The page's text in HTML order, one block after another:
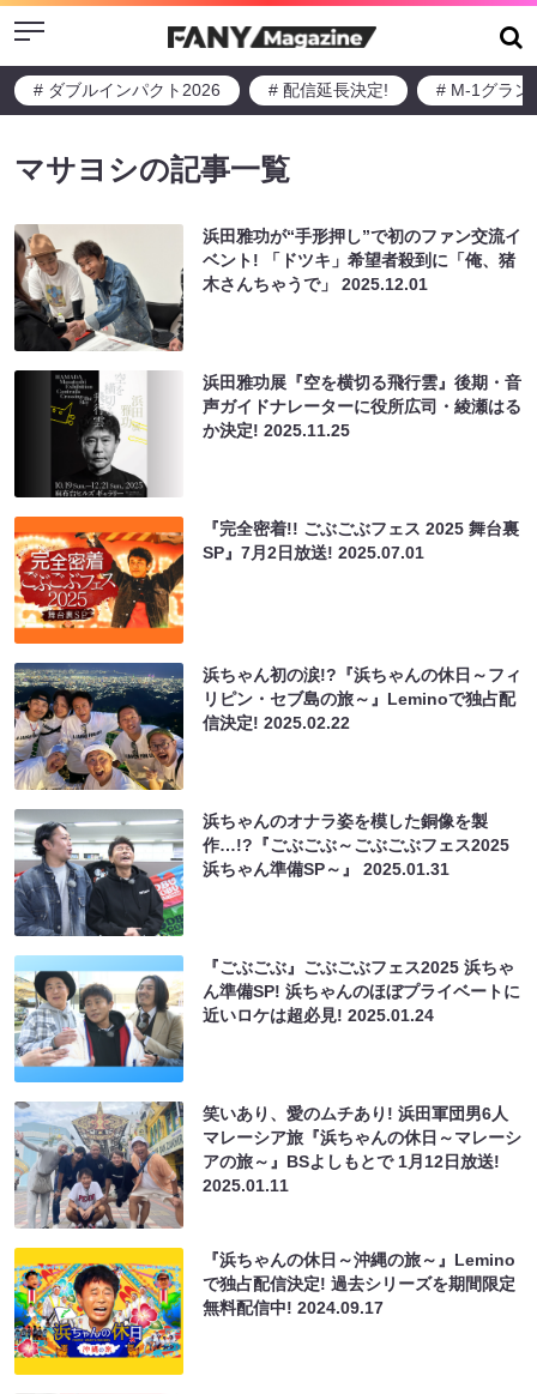
Menu
# ダブルインパクト2026 # 配信延長決定! # M-1グラン
マサヨシの記事一覧
浜田雅功が“手形押し”で初のファン交流イ
ベント! 「ドツキ」希望者殺到に「俺、猪
木さんちゃうで」2025.12.01
浜田雅功展『空を横切る飛行雲』後期・音
声ガイドナレーターに役所広司・綾瀬はる
か決定!2025.11.25
『完全密着!! ごぶごぶフェス 2025 舞台裏
SP』7月2日放送!2025.07.01
浜ちゃん初の涙!?『浜ちゃんの休日～フィ
リピン・セブ島の旅～』Leminoで独占配
信決定!2025.02.22
浜ちゃんのオナラ姿を模した銅像を製
作…!?『ごぶごぶ～ごぶごぶフェス2025
浜ちゃん準備SP～』2025.01.31
『ごぶごぶ』ごぶごぶフェス2025 浜ちゃ
ん準備SP! 浜ちゃんのほぼプライベートに
近いロケは超必見!2025.01.24
笑いあり、愛のムチあり! 浜田軍団男6人
マレーシア旅『浜ちゃんの休日～マレーシ
アの旅～』BSよしもとで 1月12日放送!
2025.01.11
『浜ちゃんの休日～沖縄の旅～』Lemino
で独占配信決定! 過去シリーズを期間限定
無料配信中!2024.09.17